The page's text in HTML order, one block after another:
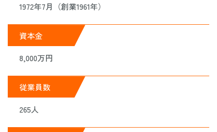
1972年7月（創業1961年）
資本金
8,000万円
従業員数
265人